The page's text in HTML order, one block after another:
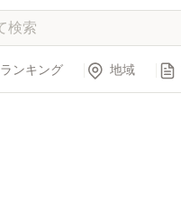
ランキング 地域